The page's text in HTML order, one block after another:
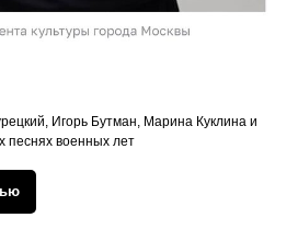
Игорь Бутман, Марина Куклина и
военных лет